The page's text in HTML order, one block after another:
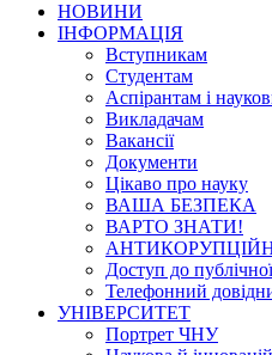
НОВИНИ
ІНФОРМАЦІЯ
Вступникам
Студентам
Аспірантам і
Викладачам
Вакансії
Документи
Цікаво про науку
ВАША БЕЗПЕКА
ВАРТО ЗНАТИ!
Доступ до
Телефонний
УНІВЕРСИТЕТ
Портрет ЧНУ